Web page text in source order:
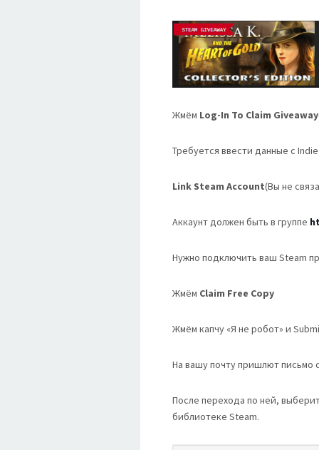
Жмём Log-In To Claim Giveaway
Требуется ввести данные с
Link Steam Account(Вы не
Аккаунт должен быть в группе
Нужно подключить ваш Steam
Жмём Claim Free Copy
Жмём капчу «Я не робот» и
На вашу почту пришлют письмо
После перехода по ней,
библиотеке Steam.